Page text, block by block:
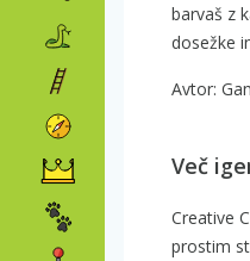
barvaš z
dosežke
Avtor:
Več
Creative
prostim